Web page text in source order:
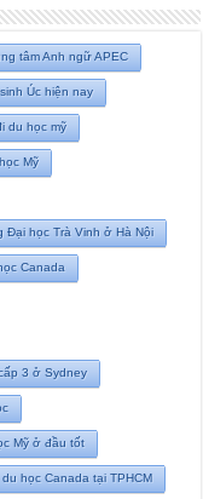
tâm Anh ngữ APEC
Úc hiện nay
du học mỹ
Mỹ
Đại học Trà Vinh ở Hà Nội
Canada
3 ở Sydney
Mỹ ở đầu tốt
học Canada tại TPHCM